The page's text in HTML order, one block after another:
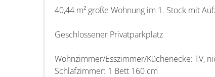
40,44 m² große Wohnung im 1. Stock mit
Geschlossener Privatparkplatz
Wohnzimmer/Esszimmer/Küchenecke: TV,
Schlafzimmer: 1 Bett 160 cm